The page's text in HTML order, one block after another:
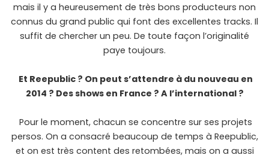
mais il y a heureusement de très bons producteurs non
connus du grand public qui font des excellentes tracks. Il
suffit de chercher un peu. De toute façon l’originalité
paye toujours.
Et Reepublic ? On peut s’attendre à du nouveau en
2014 ? Des shows en France ? A l’international ?
Pour le moment, chacun se concentre sur ses projets
persos. On a consacré beaucoup de temps à Reepublic,
et on est très content des retombées, mais on a aussi